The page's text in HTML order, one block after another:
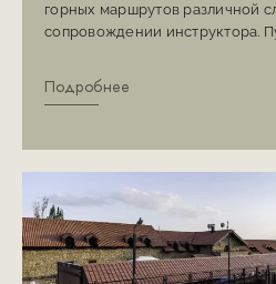
горных маршрутов различной
сопровождении инструктора.
пешком, для возврата в отель
трансфер за дополнительную
Подробнее